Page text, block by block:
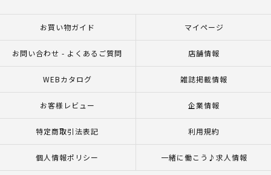
お買い物ガイド マイページ
お問い合わせ - よくあるご質問 店舗情報
WEBカタログ 雑誌掲載情報
お客様レビュー 企業情報
特定商取引法表記 利用規約
個人情報ポリシー 一緒に働こう♪求人情報